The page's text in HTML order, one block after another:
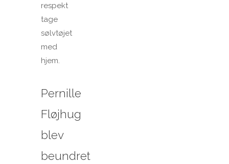
respekt
tage
sølvtøjet
med
hjem.
Pernille
Fløjhug
blev
beundret